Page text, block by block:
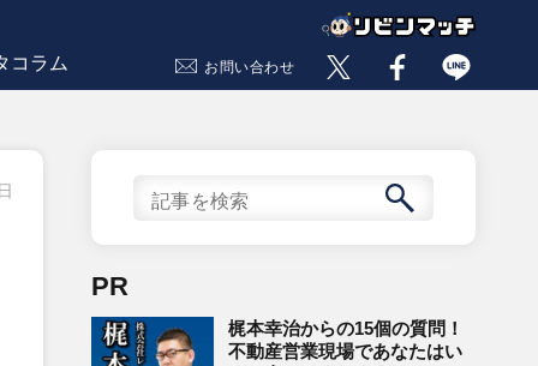
コラム お問い合わせ
PR
梶本幸治からの15個の質問！
不動産営業現場であなたはい